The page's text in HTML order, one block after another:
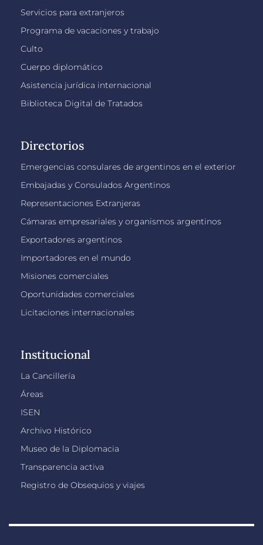
Servicios para extranjeros
Programa de vacaciones y trabajo
Culto
Cuerpo diplomático
Asistencia jurídica internacional
Biblioteca Digital de Tratados
Directorios
Emergencias consulares de argentinos en el exterior
Embajadas y Consulados Argentinos
Representaciones Extranjeras
Cámaras empresariales y organismos argentinos
Exportadores argentinos
Importadores en el mundo
Misiones comerciales
Oportunidades comerciales
Licitaciones internacionales
Institucional
La Cancillería
Áreas
ISEN
Archivo Histórico
Museo de la Diplomacia
Transparencia activa
Registro de Obsequios y viajes